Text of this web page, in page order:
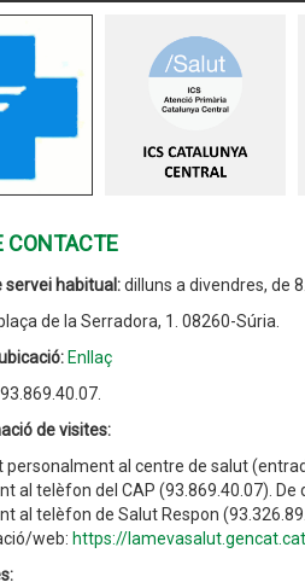
CONTACTE
servei habitual:dilluns a divendres, de
de la Serradora, 1. 08260-Súria.
Enllaç
93.869.40.07.
de visites:
personalment al centre de salut
al telèfon del CAP (93.869.40.07). De
al telèfon de Salut Respon
web: https://lamevasalut.gencat.cat